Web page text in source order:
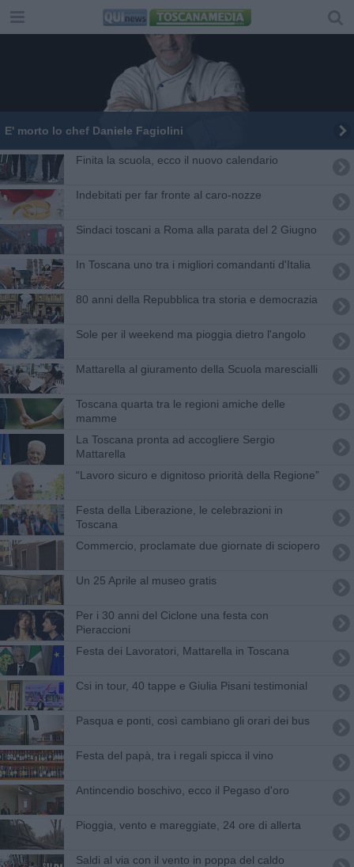
E' morto lo chef Daniele Fagiolini
Finita la scuola, ecco il nuovo calendario
Indebitati per far fronte al caro-nozze
Sindaci toscani a Roma alla parata del 2 Giugno
In Toscana uno tra i migliori comandanti d'Italia
80 anni della Repubblica tra storia e democrazia
Sole per il weekend ma pioggia dietro l'angolo
Mattarella al giuramento della Scuola marescialli
Toscana quarta tra le regioni amiche delle
mamme
La Toscana pronta ad accogliere Sergio
Mattarella
“Lavoro sicuro e dignitoso priorità della Regione”
Festa della Liberazione, le celebrazioni in
Toscana
Commercio, proclamate due giornate di sciopero
Un 25 Aprile al museo gratis
Per i 30 anni del Ciclone una festa con
Pieraccioni
Festa dei Lavoratori, Mattarella in Toscana
Csi in tour, 40 tappe e Giulia Pisani testimonial
Pasqua e ponti, così cambiano gli orari dei bus
Festa del papà, tra i regali spicca il vino
Antincendio boschivo, ecco il Pegaso d'oro
Pioggia, vento e mareggiate, 24 ore di allerta
Saldi al via con il vento in poppa del caldo